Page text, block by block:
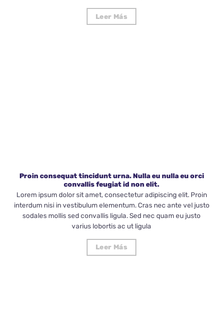
Leer Más
Proin consequat tincidunt urna. Nulla eu nulla eu orci
convallis feugiat id non elit.
Lorem ipsum dolor sit amet, consectetur adipiscing elit. Proin
interdum nisi in vestibulum elementum. Cras nec ante vel justo
sodales mollis sed convallis ligula. Sed nec quam eu justo
varius lobortis ac ut ligula
Leer Más